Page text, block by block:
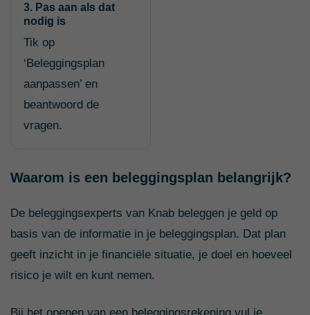
3. Pas aan als dat
nodig is
Tik op
‘Beleggingsplan
aanpassen’ en
beantwoord de
vragen.
Waarom is een beleggingsplan belangrijk?
De beleggingsexperts van Knab beleggen je geld op
basis van de informatie in je beleggingsplan. Dat plan
geeft inzicht in je financiële situatie, je doel en hoeveel
risico je wilt en kunt nemen.
Bij het openen van een beleggingsrekening vul je